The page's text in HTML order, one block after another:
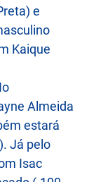
e
Kaique
Almeida
estará
Já pelo
Isac